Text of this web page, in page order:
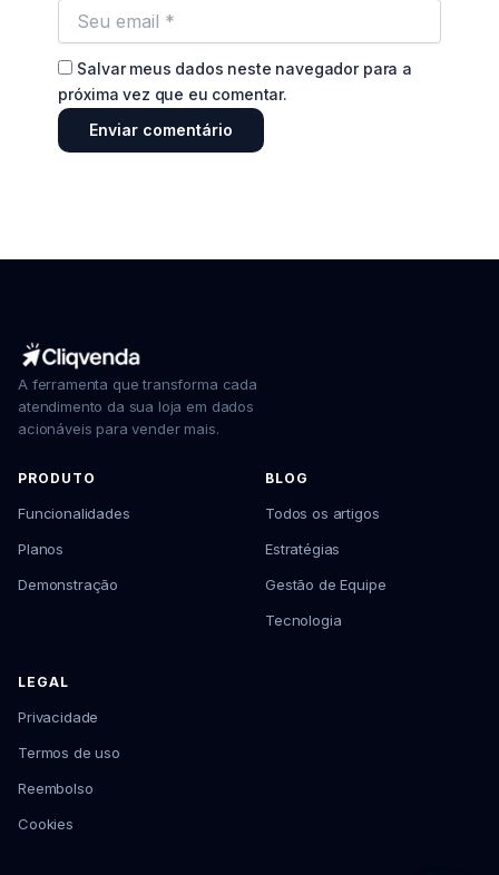
Salvar meus dados neste navegador para a
próxima vez que eu comentar.
A ferramenta que transforma cada
atendimento da sua loja em dados
acionáveis para vender mais.
PRODUTO
Funcionalidades
Planos
Demonstração
BLOG
Todos os artigos
Estratégias
Gestão de Equipe
Tecnologia
LEGAL
Privacidade
Termos de uso
Reembolso
Cookies